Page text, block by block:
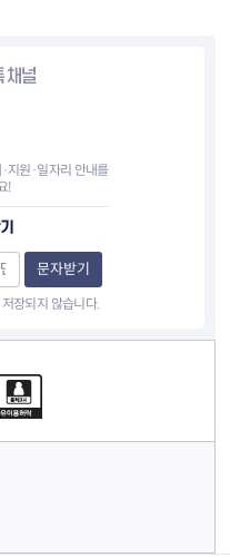
채널
지원·일자리 안내를
!
문자받기
장되지 않습니다.